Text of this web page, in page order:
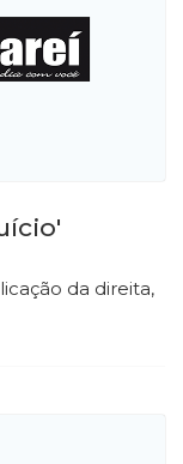
da direita,